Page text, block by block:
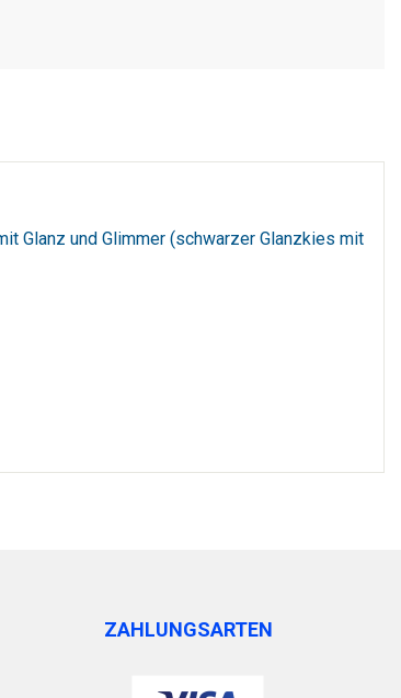
Glanz und Glimmer (schwarzer Glanzkies mit
ZAHLUNGSARTEN